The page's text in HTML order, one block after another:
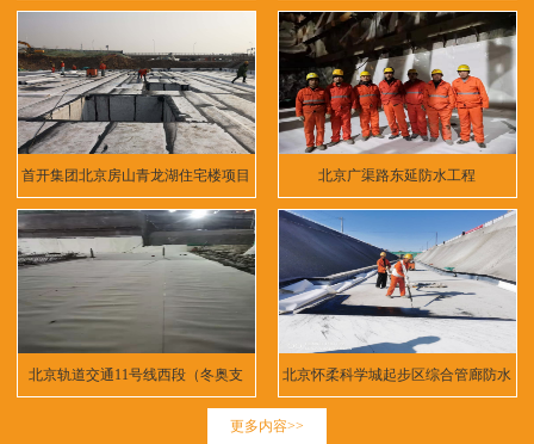
首开集团北京房山青龙湖住宅楼项目 北京广渠路东延防水工程
北京轨道交通11号线西段（冬奥支 北京怀柔科学城起步区综合管廊防水
更多内容>>